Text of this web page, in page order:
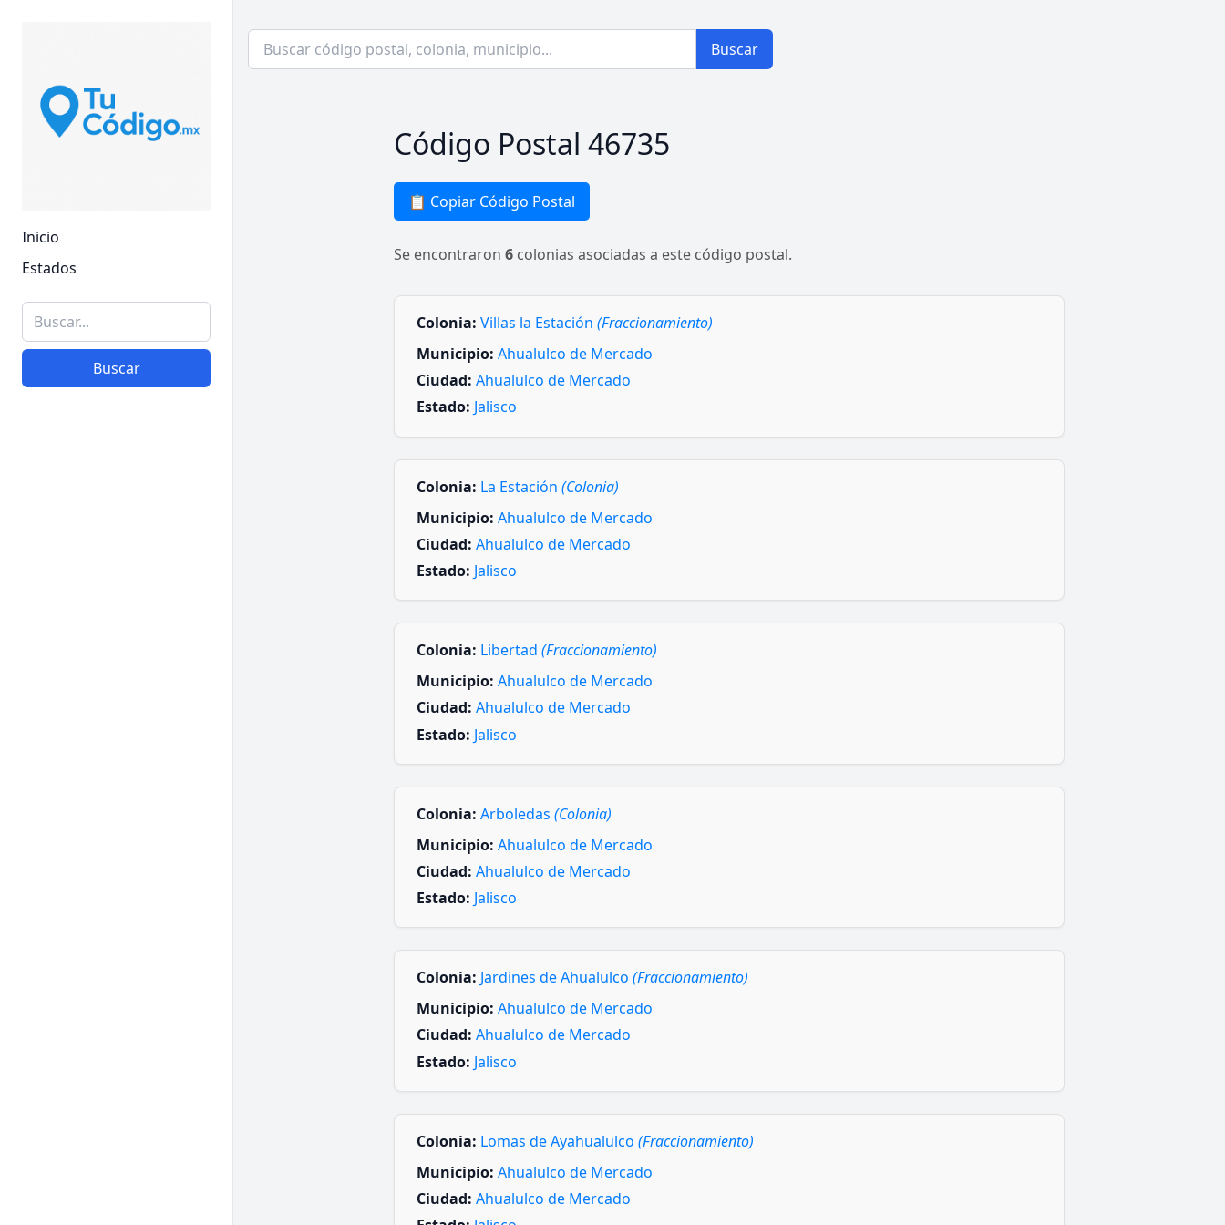
Inicio
Estados
Buscar
Buscar
Código Postal 46735
📋 Copiar Código Postal
Se encontraron 6 colonias asociadas a este código postal.
Colonia: Villas la Estación (Fraccionamiento)
Municipio: Ahualulco de Mercado
Ciudad: Ahualulco de Mercado
Estado: Jalisco
Colonia: La Estación (Colonia)
Municipio: Ahualulco de Mercado
Ciudad: Ahualulco de Mercado
Estado: Jalisco
Colonia: Libertad (Fraccionamiento)
Municipio: Ahualulco de Mercado
Ciudad: Ahualulco de Mercado
Estado: Jalisco
Colonia: Arboledas (Colonia)
Municipio: Ahualulco de Mercado
Ciudad: Ahualulco de Mercado
Estado: Jalisco
Colonia: Jardines de Ahualulco (Fraccionamiento)
Municipio: Ahualulco de Mercado
Ciudad: Ahualulco de Mercado
Estado: Jalisco
Colonia: Lomas de Ayahualulco (Fraccionamiento)
Municipio: Ahualulco de Mercado
Ciudad: Ahualulco de Mercado